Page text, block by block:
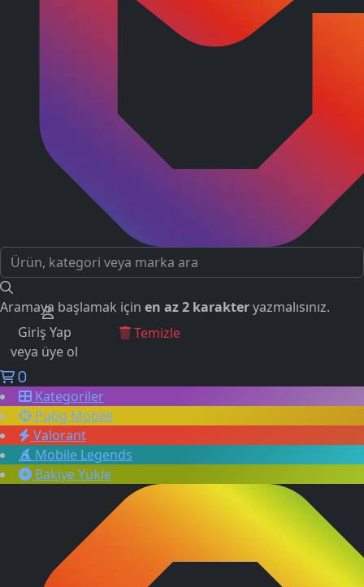
Aramaya başlamak için en az 2 karakteryazmalısınız.
GEÇMİŞ ARAMALAR
Temizle
Giriş Yap
veya üye ol
0
Kategoriler
Pubg Mobile
Valorant
Mobile Legends
Bakiye Yükle